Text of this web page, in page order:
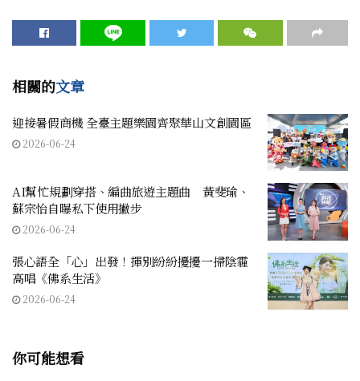
相關的文章
迎接暑假商機 全臺主題樂園齊聚華山文創園區
2026-06-24
AI幫忙規劃穿搭、編曲旅遊主題曲 黃斐瑜、
蘇宗怡自曝私下使用撇步
2026-06-24
張心語全「心」出發！揮別紛紛擾擾一掃陰霾
高唱《佛系生活》
2026-06-24
你可能想看